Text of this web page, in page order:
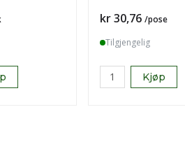
Pris
kr 30,76 /pose
Tilgjengelig
Kjøp